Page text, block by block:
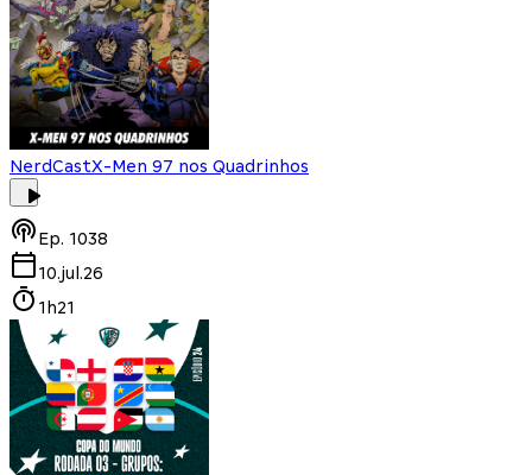
NerdCastX-Men 97 nos Quadrinhos
Ep. 1038
10.jul.26
1h21